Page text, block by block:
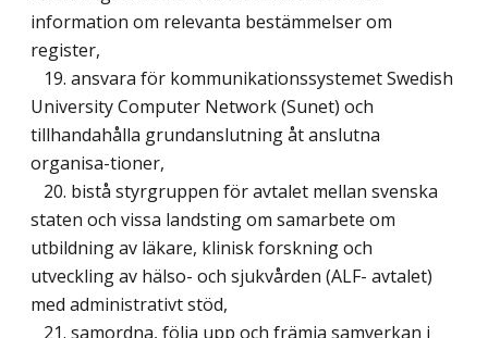
information om relevanta bestämmelser om
register,
19. ansvara för kommunikationssystemet Swedish
University Computer Network (Sunet) och
tillhandahålla grundanslutning åt anslutna
organisa-tioner,
20. bistå styrgruppen för avtalet mellan svenska
staten och vissa landsting om samarbete om
utbildning av läkare, klinisk forskning och
utveckling av hälso- och sjukvården (ALF- avtalet)
med administrativt stöd,
21. samordna, följa upp och främja samverkan i